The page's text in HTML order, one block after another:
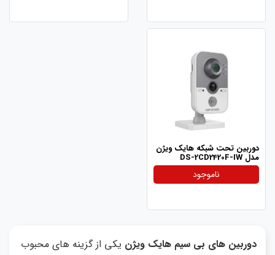
دوربین تحت شبکه هایک ویژن
مدل DS-2CD2420F-IW
ناموجود
دوربین های بی سیم هایک ویژن یکی از گزینه های محبوب